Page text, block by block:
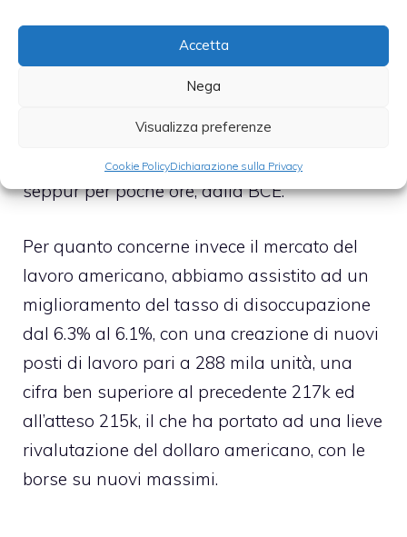
Accetta
Nega
Visualizza preferenze
Cookie PolicyDichiarazione sulla Privacy
non sta circolando sul circuito del credito
parcheggio”, un tasso di remunerazione per
far si che i propri soldi vengano custoditi,
seppur per poche ore, dalla BCE.
Per quanto concerne invece il mercato del
lavoro americano, abbiamo assistito ad un
miglioramento del tasso di disoccupazione
dal 6.3% al 6.1%, con una creazione di nuovi
posti di lavoro pari a 288 mila unità, una
cifra ben superiore al precedente 217k ed
all’atteso 215k, il che ha portato ad una lieve
rivalutazione del dollaro americano, con le
borse su nuovi massimi.